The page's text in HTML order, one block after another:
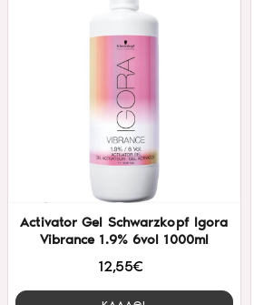
Activator Gel Schwarzkopf Igora
Vibrance 1.9% 6vol 1000ml
12,55€